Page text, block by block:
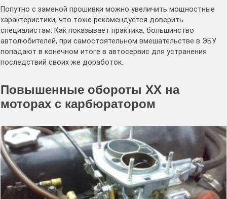
Попутно с заменой прошивки можно увеличить мощностные
характеристики, что тоже рекомендуется доверить
специалистам. Как показывает практика, большинство
автолюбителей, при самостоятельном вмешательстве в ЭБУ
попадают в конечном итоге в автосервис для устранения
последствий своих же доработок.
Повышенные обороты ХХ на
моторах с карбюратором